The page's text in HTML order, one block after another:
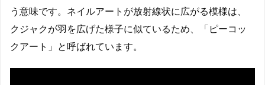
う意味です。ネイルアートが放射線状に広がる模様は、
クジャクが羽を広げた様子に似ているため、「ピーコッ
クアート」と呼ばれています。